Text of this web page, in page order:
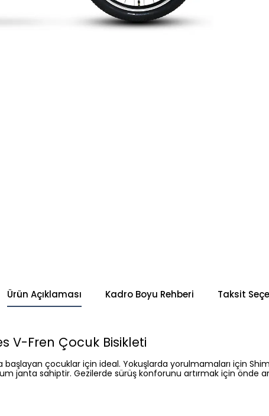
Ürün Açıklaması Kadro Boyu Rehberi Taksit
V-Fren Çocuk Bisikleti
çocuklar için ideal. Yokuşlarda yorulmamaları için
janta sahiptir. Gezilerde sürüş konforunu artırmak için önde